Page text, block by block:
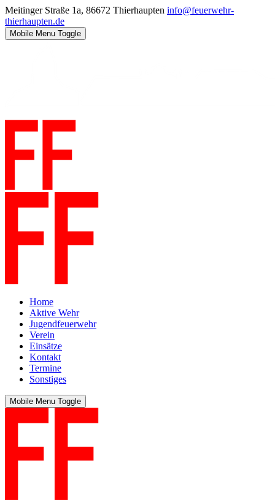
Meitinger Straße 1a, 86672 Thierhaupten info@feuerwehr-
thierhaupten.de
Mobile Menu Toggle
Home
Aktive Wehr
Jugendfeuerwehr
Verein
Einsätze
Kontakt
Termine
Sonstiges
Mobile Menu Toggle